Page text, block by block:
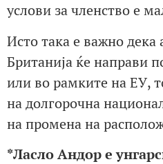
услови за членство е
Исто така е важно дека
Британија ќе направи
или во рамките на ЕУ,
на долгорочна
на промена на
*Ласло Андор е